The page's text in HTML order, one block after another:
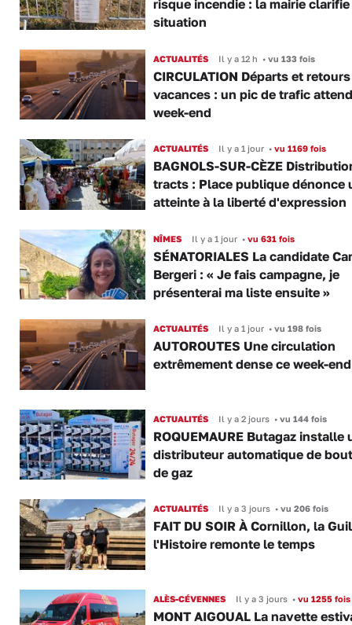
risque incendie : la mairie
situation
ACTUALITÉS Il y a 12 h •vu 133 fois
CIRCULATION Départs et
vacances : un pic de trafic
week-end
ACTUALITÉS Il y a 1 jour •vu 1169 fois
BAGNOLS-SUR-CÈZE
tracts : Place publique dénonce
atteinte à la liberté d'expression
NÎMES Il y a 1 jour •vu 631 fois
SÉNATORIALES La candidate
Bergeri : « Je fais campagne, je
présenterai ma liste ensuite »
ACTUALITÉS Il y a 1 jour •vu 198 fois
AUTOROUTES Une circulation
extrêmement dense ce week-end
ACTUALITÉS Il y a 2 jours •vu 144 fois
ROQUEMAURE Butagaz installe
distributeur automatique de
de gaz
ACTUALITÉS Il y a 3 jours •vu 206 fois
FAIT DU SOIR À Cornillon, la
l'Histoire remonte le temps
ALÈS-CÉVENNES Il y a 3 jours •vu 1255 fois
MONT AIGOUAL La navette